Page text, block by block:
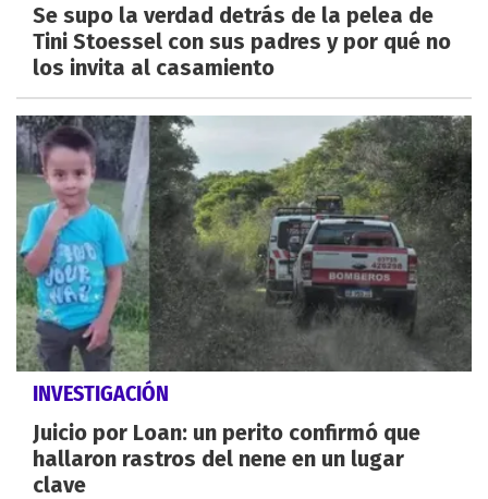
Se supo la verdad detrás de la pelea de
Tini Stoessel con sus padres y por qué no
los invita al casamiento
INVESTIGACIÓN
Juicio por Loan: un perito confirmó que
hallaron rastros del nene en un lugar
clave